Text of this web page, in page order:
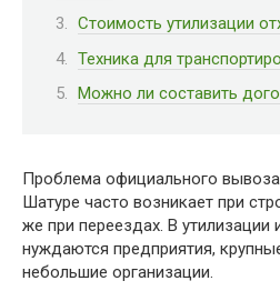
Стоимость утилизации
Техника для
Можно ли составить
Проблема официального
Шатуре часто возникает при
же при переездах. В утилизации
нуждаются предприятия,
небольшие организации.